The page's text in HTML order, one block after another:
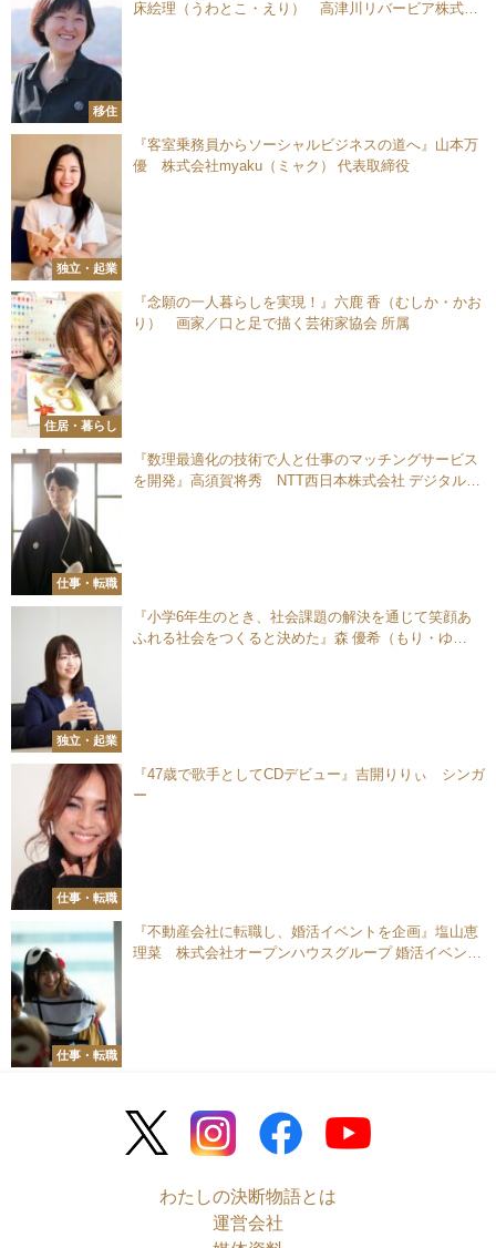
移住
床絵理（うわとこ・えり） 高津川リバービア株式会
独立・起業
『客室乗務員からソーシャルビジネスの道へ』山本万
優 株式会社myaku（ミャク） 代表取締役
住居・暮らし
『念願の一人暮らしを実現！』六鹿 香（むしか・かお
り） 画家／口と足で描く芸術家協会 所属
仕事・転職
『数理最適化の技術で人と仕事のマッチングサービス
を開発』高須賀将秀 NTT西日本株式会社 デジタル革
独立・起業
『小学6年生のとき、社会課題の解決を通じて笑顔あ
ふれる社会をつくると決めた』森 優希（もり・ゆ
仕事・転職
『47歳で歌手としてCDデビュー』吉開りりぃ シンガ
ー
仕事・転職
『不動産会社に転職し、婚活イベントを企画』塩山恵
理菜 株式会社オープンハウスグループ 婚活イベント
わたしの決断物語とは
運営会社